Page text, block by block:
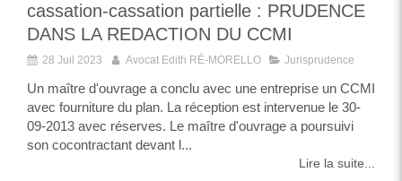
cassation-cassation partielle : PRUDENCE
DANS LA REDACTION DU CCMI
28 Juil 2023 Avocat Edith RÉ-MORELLO Jurisprudence
Un maître d'ouvrage a conclu avec une entreprise un CCMI
avec fourniture du plan. La réception est intervenue le 30-
09-2013 avec réserves. Le maître d'ouvrage a poursuivi
son cocontractant devant l...
Lire la suite...